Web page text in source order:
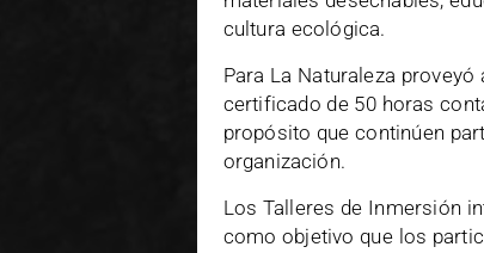
cultura ecológica.
Para La Naturaleza
certificado de 50 horas
propósito que continúen
organización.
Los Talleres de Inmersión
como objetivo que los